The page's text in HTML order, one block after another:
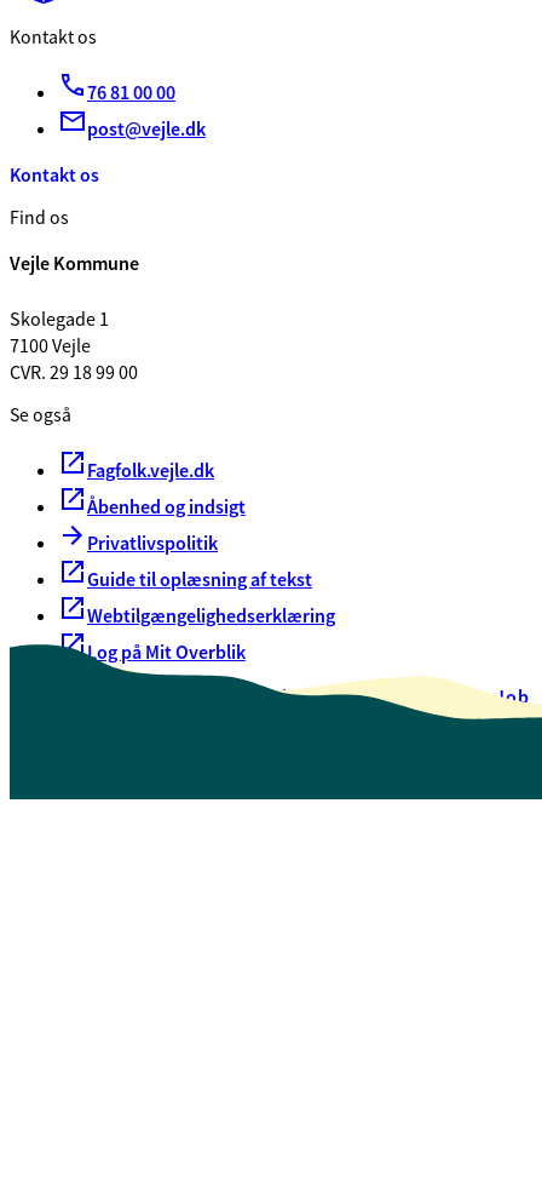
Kontakt os
76 81 00 00
post@vejle.dk
Kontakt os
Find os
Vejle Kommune
Skolegade 1
7100 Vejle
CVR. 29 18 99 00
Se også
Fagfolk.vejle.dk
Åbenhed og indsigt
Privatlivspolitik
Guide til oplæsning af tekst
Webtilgængelighedserklæring
Log på Mit Overblik
Oversigt over selvbetjeningJob